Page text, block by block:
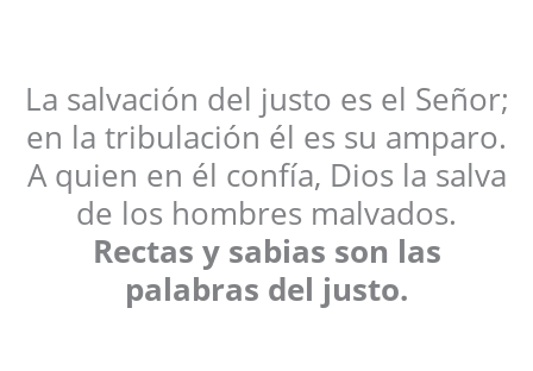
La salvación del justo es el Señor;
en la tribulación él es su amparo.
A quien en él confía, Dios la salva
de los hombres malvados.
Rectas y sabias son las
palabras del justo.